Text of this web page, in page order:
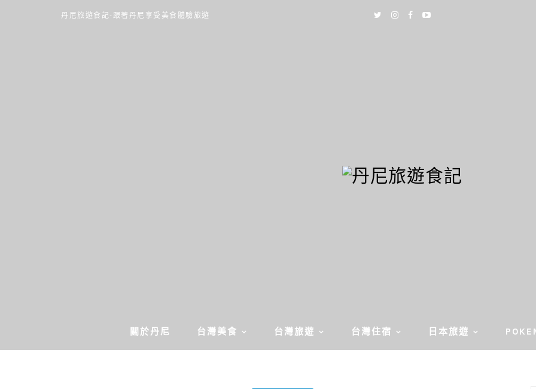
丹尼旅遊食記-跟著丹尼享受美食體驗旅遊
關於丹尼 台灣美食 台灣旅遊 台灣住宿 日本旅遊